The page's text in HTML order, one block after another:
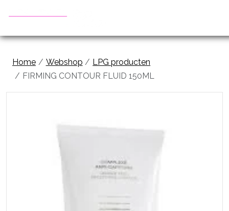
Home Webshop
LPG producten
FIRMING CONTOUR FLUID 150ML